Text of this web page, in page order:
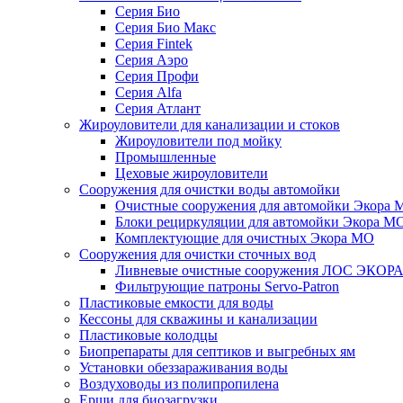
Серия Био
Серия Био Макс
Серия Fintek
Серия Аэро
Серия Профи
Серия Alfa
Серия Атлант
Жироуловители для канализации и стоков
Жироуловители под мойку
Промышленные
Цеховые жироуловители
Сооружения для очистки воды автомойки
Очистные сооружения для автомойки Экора
Блоки рециркуляции для автомойки Экора
Комплектующие для очистных Экора МО
Сооружения для очистки сточных вод
Ливневые очистные сооружения ЛОС ЭКОРА
Фильтрующие патроны Servo-Patron
Пластиковые емкости для воды
Кессоны для скважины и канализации
Пластиковые колодцы
Биопрепараты для септиков и выгребных ям
Установки обеззараживания воды
Воздуховоды из полипропилена
Ерши для биозагрузки